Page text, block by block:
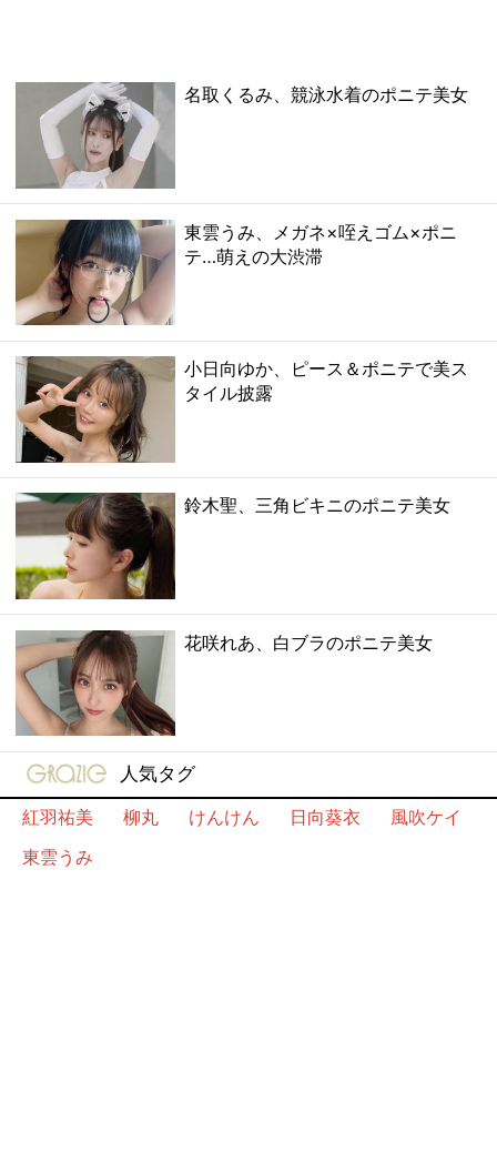
名取くるみ、競泳水着のポニテ美女
東雲うみ、メガネ×咥えゴム×ポニ
テ…萌えの大渋滞
小日向ゆか、ピース＆ポニテで美ス
タイル披露
鈴木聖、三角ビキニのポニテ美女
花咲れあ、白ブラのポニテ美女
gravure-grazie
人気タグ
紅羽祐美
柳丸 けんけん 日向葵衣
風吹ケイ
東雲うみ